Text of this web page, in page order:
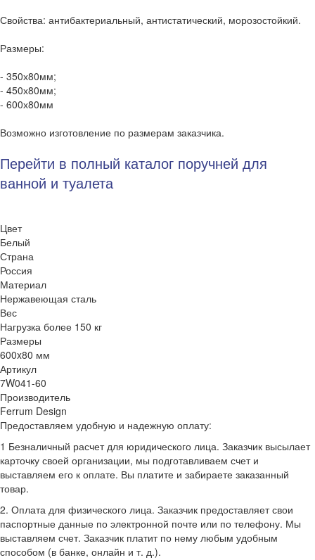
Свойства: антибактериальный, антистатический, морозостойкий.
Размеры:
- 350х80мм;
- 450х80мм;
- 600х80мм
Возможно изготовление по размерам заказчика.
Перейти в полный каталог поручней для
ванной и туалета
Цвет
Белый
Страна
Россия
Материал
Нержавеющая сталь
Вес
Нагрузка более 150 кг
Размеры
600x80 мм
Артикул
7W041-60
Производитель
Ferrum Design
Предоставляем удобную и надежную оплату:
1 Безналичный расчет для юридического лица. Заказчик высылает
карточку своей организации, мы подготавливаем счет и
выставляем его к оплате. Вы платите и забираете заказанный
товар.
2. Оплата для физического лица. Заказчик предоставляет свои
паспортные данные по электронной почте или по телефону. Мы
выставляем счет. Заказчик платит по нему любым удобным
способом (в банке, онлайн и т. д.).